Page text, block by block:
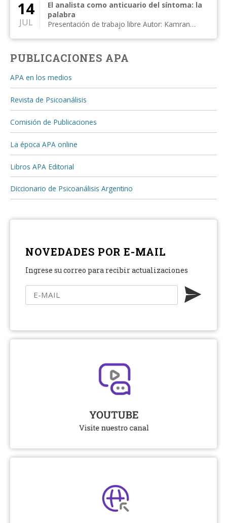
14
JUL
El analista como anticuario del síntoma: la
palabra
Presentación de trabajo libre Autor: Kamran
Kijak...
PUBLICACIONES APA
APA en los medios
Revista de Psicoanálisis
Comisión de Publicaciones
La época APA online
Libros APA Editorial
Diccionario de Psicoanálisis Argentino
NOVEDADES POR E-MAIL
Ingrese su correo para recibir actualizaciones